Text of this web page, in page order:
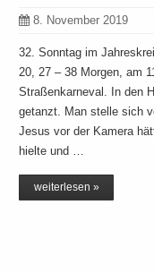
8. November 2019
32. Sonntag im
20, 27 – 38 Morgen, am
Straßenkarneval. In den
getanzt. Man stelle sich
Jesus vor der Kamera
hielte und …
weiterlesen »